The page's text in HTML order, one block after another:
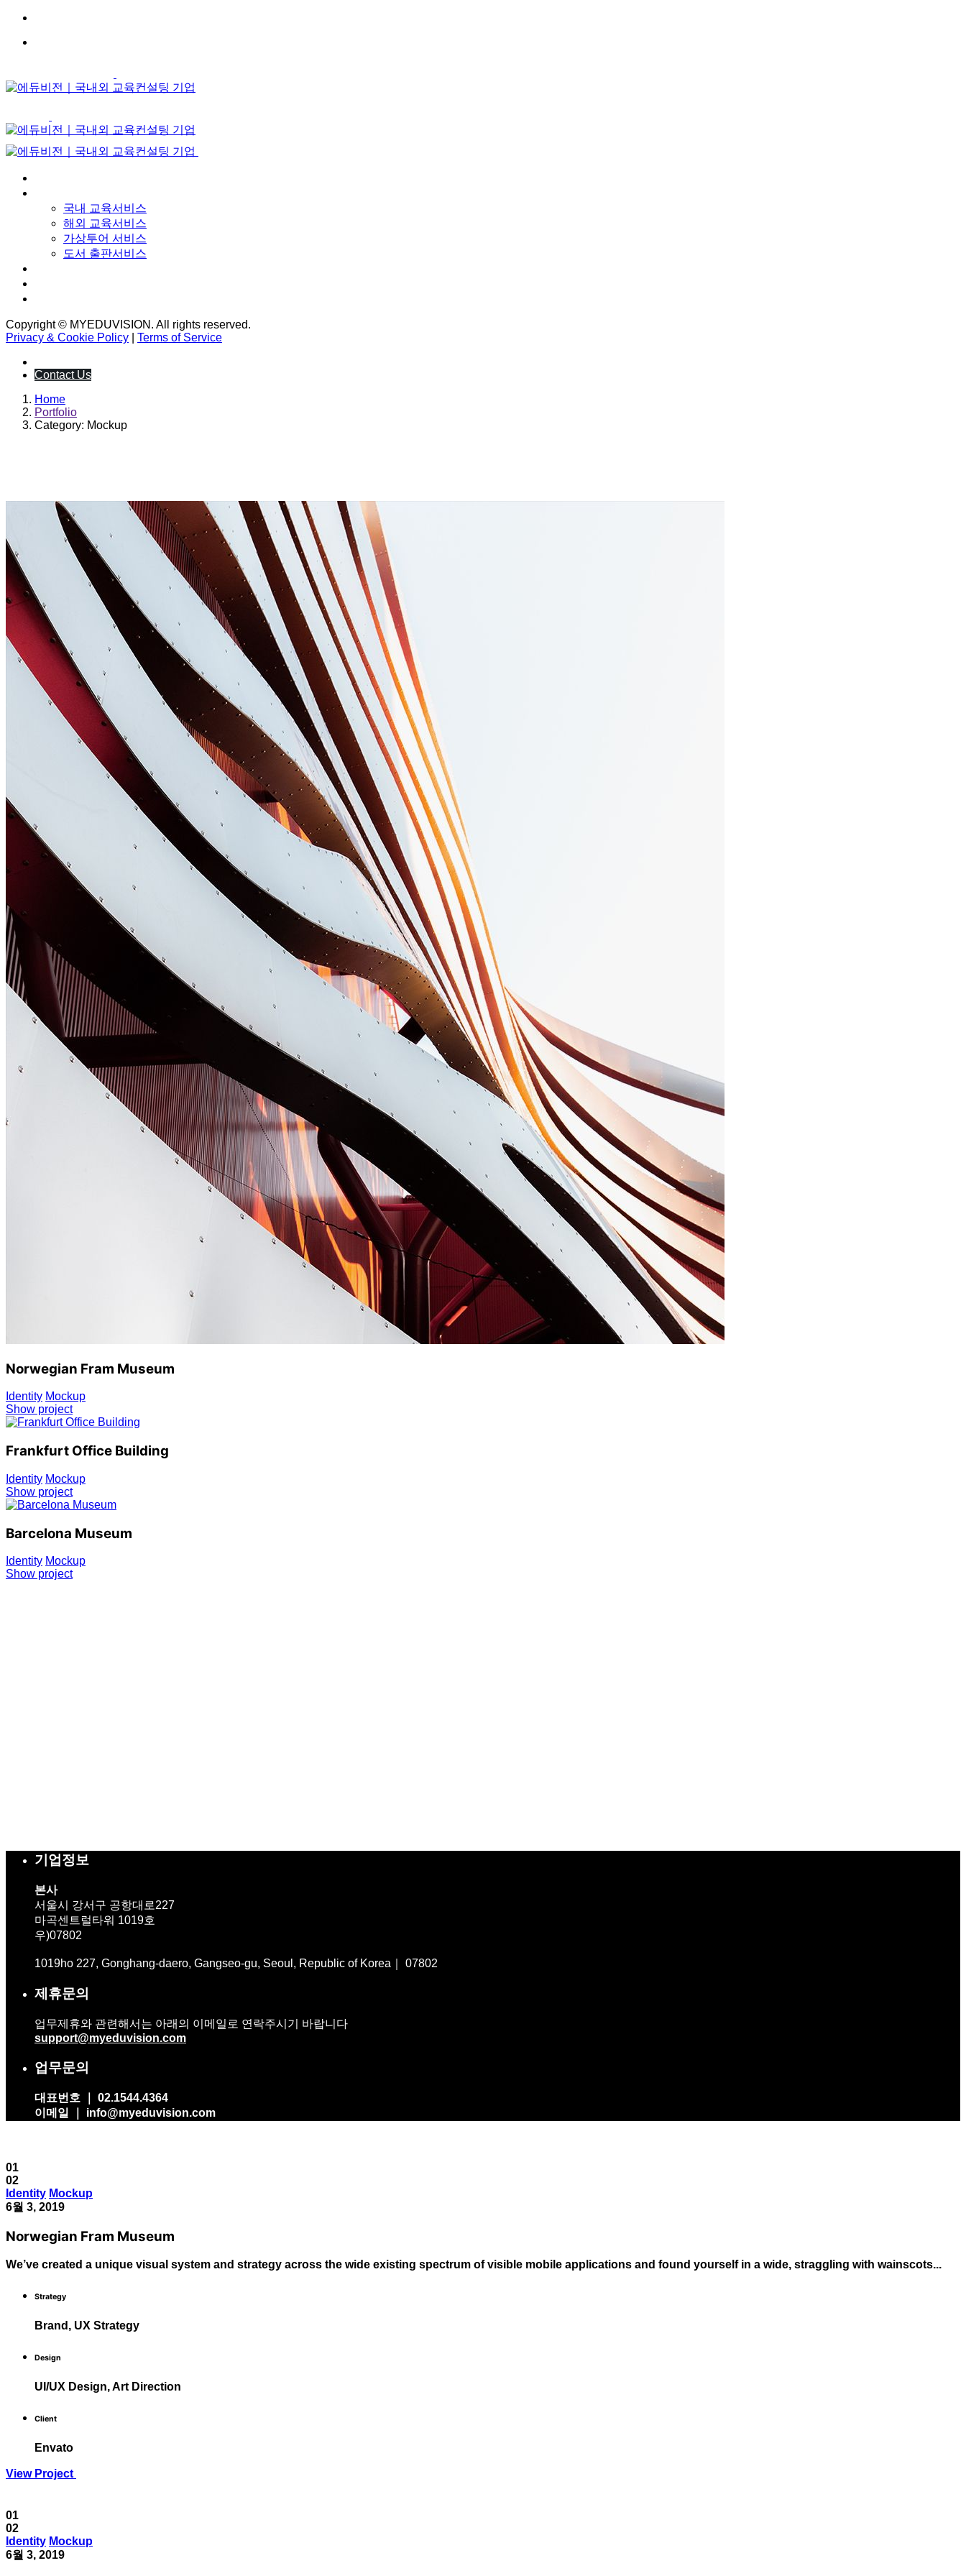
to
content
국내 교육서비스
해외 교육서비스
가상투어 서비스
도서 출판서비스
Copyright © MYEDUVISION. All rights reserved.
Privacy & Cookie Policy
Terms of Service
Contact Us
Home
Portfolio
Category: Mockup
Norwegian Fram Museum
Identity Mockup
Show project
Frankfurt Office Building
Identity Mockup
Show project
Barcelona Museum
Identity Mockup
Show project
기업정보
본사
서울시 강서구 공항대로227
마곡센트럴타워 1019호
우)07802
1019ho 227, Gonghang-daero, Gangseo-gu, Seoul, Republic of Korea｜ 07802
제휴문의
업무제휴와 관련해서는 아래의 이메일로 연락주시기 바랍니다
support@myeduvision.com
업무문의
대표번호 ｜ 02.1544.4364
이메일 ｜ info@myeduvision.com
01
02
Identity Mockup
6월 3, 2019
Norwegian Fram Museum
We’ve created a unique visual system and strategy across the wide existing spectrum of visible mobile applications and found yourself in a wide, straggling with wainscots...
Strategy
Brand, UX Strategy
Design
UI/UX Design, Art Direction
Client
Envato
View Project
01
02
Identity Mockup
6월 3, 2019